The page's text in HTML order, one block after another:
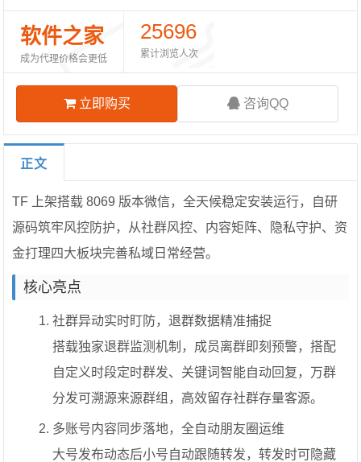
软件之家
成为代理价格会更低
25696
累计浏览人次
立即购买 咨询QQ
正文
TF 上架搭载 8069 版本微信，全天候稳定安装运行，自研
源码筑牢风控防护，从社群风控、内容矩阵、隐私守护、资
金打理四大板块完善私域日常经营。
核心亮点
社群异动实时盯防，退群数据精准捕捉
搭载独家退群监测机制，成员离群即刻预警，搭配
自定义时段定时群发、关键词智能自动回复，万群
分发可溯源来源群组，高效留存社群存量客源。
多账号内容同步落地，全自动朋友圈运维
大号发布动态后小号自动跟随转发，转发时可隐藏